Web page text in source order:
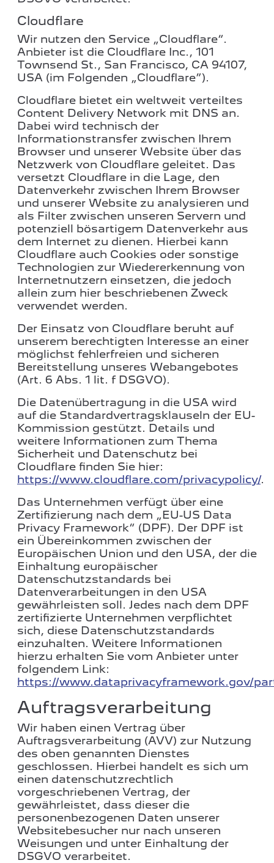
Cloudflare
Wir nutzen den Service „Cloudflare“.
Anbieter ist die Cloudflare Inc., 101
Townsend St., San Francisco, CA 94107,
USA (im Folgenden „Cloudflare”).
Cloudflare bietet ein weltweit verteiltes
Content Delivery Network mit DNS an.
Dabei wird technisch der
Informationstransfer zwischen Ihrem
Browser und unserer Website über das
Netzwerk von Cloudflare geleitet. Das
versetzt Cloudflare in die Lage, den
Datenverkehr zwischen Ihrem Browser
und unserer Website zu analysieren und
als Filter zwischen unseren Servern und
potenziell bösartigem Datenverkehr aus
dem Internet zu dienen. Hierbei kann
Cloudflare auch Cookies oder sonstige
Technologien zur Wiedererkennung von
Internetnutzern einsetzen, die jedoch
allein zum hier beschriebenen Zweck
verwendet werden.
Der Einsatz von Cloudflare beruht auf
unserem berechtigten Interesse an einer
möglichst fehlerfreien und sicheren
Bereitstellung unseres Webangebotes
(Art. 6 Abs. 1 lit. f DSGVO).
Die Datenübertragung in die USA wird
auf die Standardvertragsklauseln der EU-
Kommission gestützt. Details und
weitere Informationen zum Thema
Sicherheit und Datenschutz bei
Cloudflare finden Sie hier:
https://www.cloudflare.com/privacypolicy/.
Das Unternehmen verfügt über eine
Zertifizierung nach dem „EU-US Data
Privacy Framework“ (DPF). Der DPF ist
ein Übereinkommen zwischen der
Europäischen Union und den USA, der die
Einhaltung europäischer
Datenschutzstandards bei
Datenverarbeitungen in den USA
gewährleisten soll. Jedes nach dem DPF
zertifizierte Unternehmen verpflichtet
sich, diese Datenschutzstandards
einzuhalten. Weitere Informationen
hierzu erhalten Sie vom Anbieter unter
folgendem Link:
https://www.dataprivacyframework.gov/
Auftragsverarbeitung
Wir haben einen Vertrag über
Auftragsverarbeitung (AVV) zur Nutzung
des oben genannten Dienstes
geschlossen. Hierbei handelt es sich um
einen datenschutzrechtlich
vorgeschriebenen Vertrag, der
gewährleistet, dass dieser die
personenbezogenen Daten unserer
Websitebesucher nur nach unseren
Weisungen und unter Einhaltung der
DSGVO verarbeitet.